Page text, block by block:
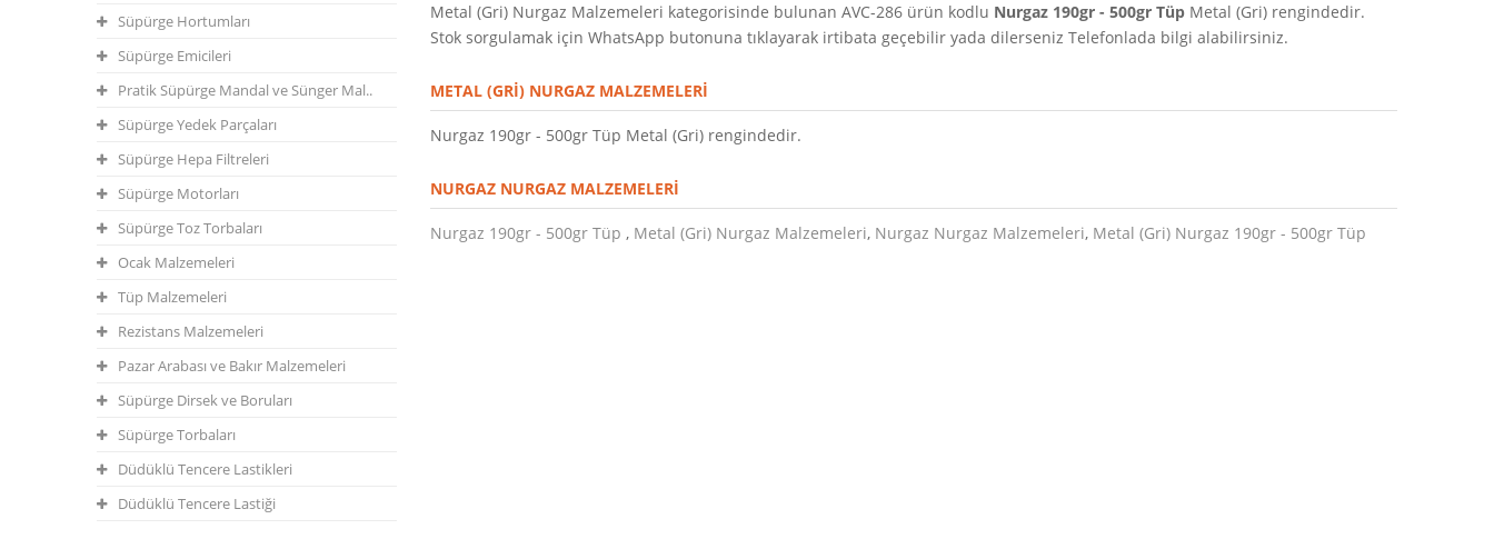
Süpürge Hortumları
Süpürge Emicileri
Pratik Süpürge Mandal ve Sünger Mal..
Süpürge Yedek Parçaları
Süpürge Hepa Filtreleri
Süpürge Motorları
Süpürge Toz Torbaları
Ocak Malzemeleri
Tüp Malzemeleri
Rezistans Malzemeleri
Pazar Arabası ve Bakır Malzemeleri
Süpürge Dirsek ve Boruları
Süpürge Torbaları
Düdüklü Tencere Lastikleri
Düdüklü Tencere Lastiği
Metal (Gri) Nurgaz Malzemeleri kategorisinde bulunan AVC-286 ürün kodlu Nurgaz 190gr - 500gr Tüp Metal (Gri) rengindedir.
Stok sorgulamak için WhatsApp butonuna tıklayarak irtibata geçebilir yada dilerseniz Telefonlada bilgi alabilirsiniz.
METAL (GRI) NURGAZ MALZEMELERI
Nurgaz 190gr - 500gr Tüp Metal (Gri) rengindedir.
NURGAZ NURGAZ MALZEMELERI
Nurgaz 190gr - 500gr Tüp , Metal (Gri) Nurgaz Malzemeleri, Nurgaz Nurgaz Malzemeleri, Metal (Gri) Nurgaz 190gr - 500gr Tüp